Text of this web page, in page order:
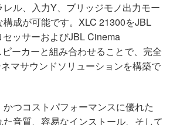
ル、入力Y、ブリッジモノ出力モー
構成が可能です。XLC 21300をJBL
ッサーおよびJBL Cinema
ーカーと組み合わせることで、完全
マサウンドソリューションを構築で
つコストパフォーマンスに優れた
音質、容易なインストール、そして